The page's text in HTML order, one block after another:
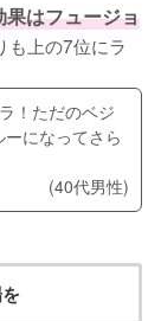
果はフュージョ
も上の7位にラ
！ただのベジ
になってさら
(40代男性)